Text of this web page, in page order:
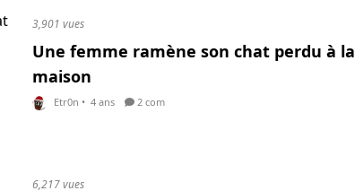
3,901 vues
Une femme ramène son chat perdu à la
maison
Etr0n • 4 ans 2 com
6,217 vues